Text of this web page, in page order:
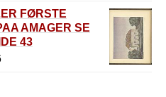
FØRSTE
AMAGER SE
43